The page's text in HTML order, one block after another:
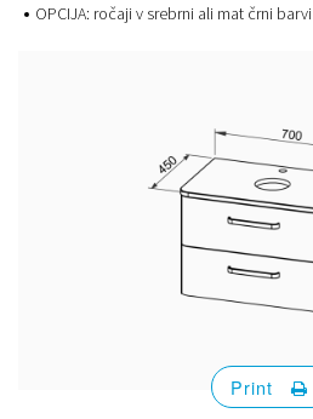
OPCIJA: ročaji v srebrni ali mat črni barvi
Print